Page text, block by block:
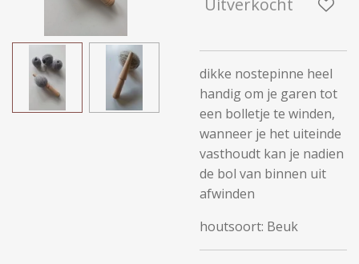
Uitverkocht
dikke nostepinne heel
handig om je garen tot
een bolletje te winden,
wanneer je het uiteinde
vasthoudt kan je nadien
de bol van binnen uit
afwinden
houtsoort: Beuk